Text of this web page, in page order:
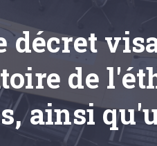
décret
de
ainsi